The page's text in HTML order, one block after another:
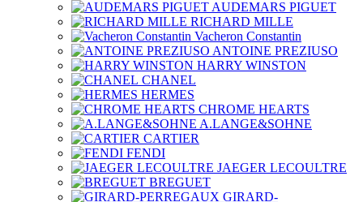
AUDEMARS PIGUET
RICHARD MILLE
Vacheron Constantin
ANTOINE PREZIUSO
HARRY WINSTON
CHANEL
HERMES
CHROME HEARTS
A.LANGE&SOHNE
CARTIER
FENDI
JAEGER LECOULTRE
BREGUET
GIRARD-